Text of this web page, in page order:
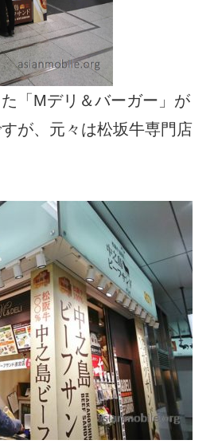
「Mデリ＆バーガー」が
が、元々は松坂牛専門店